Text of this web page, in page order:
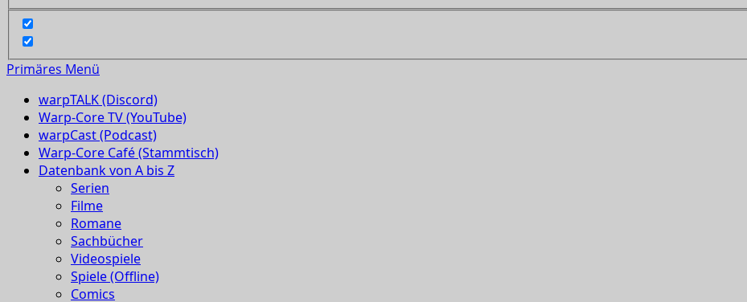
Primäres Menü
warpTALK (Discord)
Warp-Core TV (YouTube)
warpCast (Podcast)
Warp-Core Café (Stammtisch)
Datenbank von A bis Z
Serien
Filme
Romane
Sachbücher
Videospiele
Spiele (Offline)
Comics